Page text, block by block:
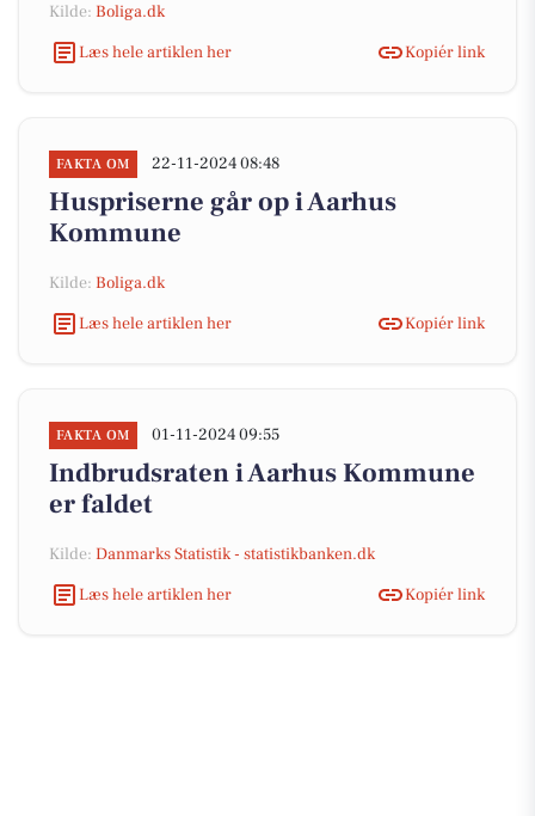
Kilde: Boliga.dk
Læs hele artiklen her
Kopiér link
FAKTA OM 22-11-2024 08:48
Huspriserne går op i Aarhus
Kommune
Kilde: Boliga.dk
Læs hele artiklen her
Kopiér link
FAKTA OM 01-11-2024 09:55
Indbrudsraten i Aarhus Kommune
er faldet
Kilde: Danmarks Statistik - statistikbanken.dk
Læs hele artiklen her
Kopiér link